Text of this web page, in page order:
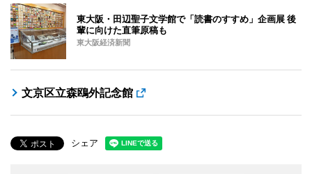
東大阪・田辺聖子文学館で「読書のすすめ」企画展 後
輩に向けた直筆原稿も
東大阪経済新聞
文京区立森鴎外記念館
シェア